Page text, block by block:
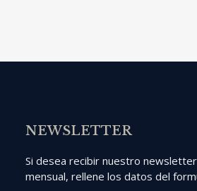
NEWSLETTER
Si desea recibir nuestro newsletter
mensual, rellene los datos del